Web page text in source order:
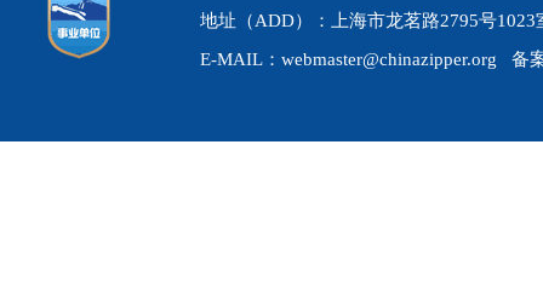
地址（ADD）：上海市龙茗路2795号
E-MAIL：webmaster@chinazipper.org 备